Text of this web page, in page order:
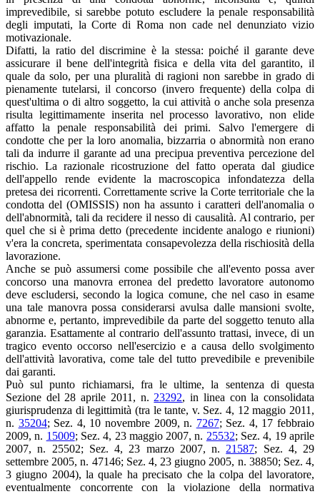
imprevedibile, si sarebbe potuto escludere la penale responsabilità
degli imputati, la Corte di Roma non cade nel denunziato vizio
motivazionale.
Difatti, la ratio del discrimine è la stessa: poiché il garante deve
assicurare il bene dell'integrità fisica e della vita del garantito, il
quale da solo, per una pluralità di ragioni non sarebbe in grado di
pienamente tutelarsi, il concorso (invero frequente) della colpa di
quest'ultima o di altro soggetto, la cui attività o anche sola presenza
risulta legittimamente inserita nel processo lavorativo, non elide
affatto la penale responsabilità dei primi. Salvo l'emergere di
condotte che per la loro anomalia, bizzarria o abnormità non erano
tali da indurre il garante ad una precipua preventiva percezione del
rischio. La razionale ricostruzione del fatto operata dal giudice
dell'appello rende evidente la macroscopica infondatezza della
pretesa dei ricorrenti. Correttamente scrive la Corte territoriale che la
condotta del (OMISSIS) non ha assunto i caratteri dell'anomalia o
dell'abnormità, tali da recidere il nesso di causalità. Al contrario, per
quel che si è prima detto (precedente incidente analogo e riunioni)
v'era la concreta, sperimentata consapevolezza della rischiosità della
lavorazione.
Anche se può assumersi come possibile che all'evento possa aver
concorso una manovra erronea del predetto lavoratore autonomo
deve escludersi, secondo la logica comune, che nel caso in esame
una tale manovra possa considerarsi avulsa dalle mansioni svolte,
abnorme e, pertanto, imprevedibile da parte del soggetto tenuto alla
garanzia. Esattamente al contrario dell'assunto trattasi, invece, di un
tragico evento occorso nell'esercizio e a causa dello svolgimento
dell'attività lavorativa, come tale del tutto prevedibile e prevenibile
dai garanti.
Può sul punto richiamarsi, fra le ultime, la sentenza di questa
Sezione del 28 aprile 2011, n. 23292, in linea con la consolidata
giurisprudenza di legittimità (tra le tante, v. Sez. 4, 12 maggio 2011,
n. 35204; Sez. 4, 10 novembre 2009, n. 7267; Sez. 4, 17 febbraio
2009, n. 15009; Sez. 4, 23 maggio 2007, n. 25532; Sez. 4, 19 aprile
2007, n. 25502; Sez. 4, 23 marzo 2007, n. 21587; Sez. 4, 29
settembre 2005, n. 47146; Sez. 4, 23 giugno 2005, n. 38850; Sez. 4,
3 giugno 2004), la quale ha precisato che la colpa del lavoratore,
eventualmente concorrente con la violazione della normativa